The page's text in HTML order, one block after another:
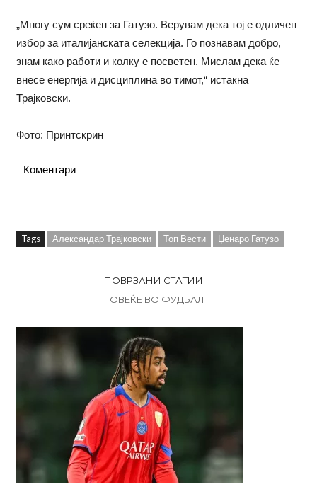
„Многу сум среќен за Гатузо. Верувам дека тој е одличен
избор за италијанската селекција. Го познавам добро,
знам како работи и колку е посветен. Мислам дека ќе
внесе енергија и дисциплина во тимот,“ истакна
Трајковски.
Фото: Принтскрин
Коментари
Tags Александар Трајковски Топ Вести Џенаро Гатузо
ПОВРЗАНИ СТАТИИ
ПОВЕЌЕ ВО ФУДБАЛ